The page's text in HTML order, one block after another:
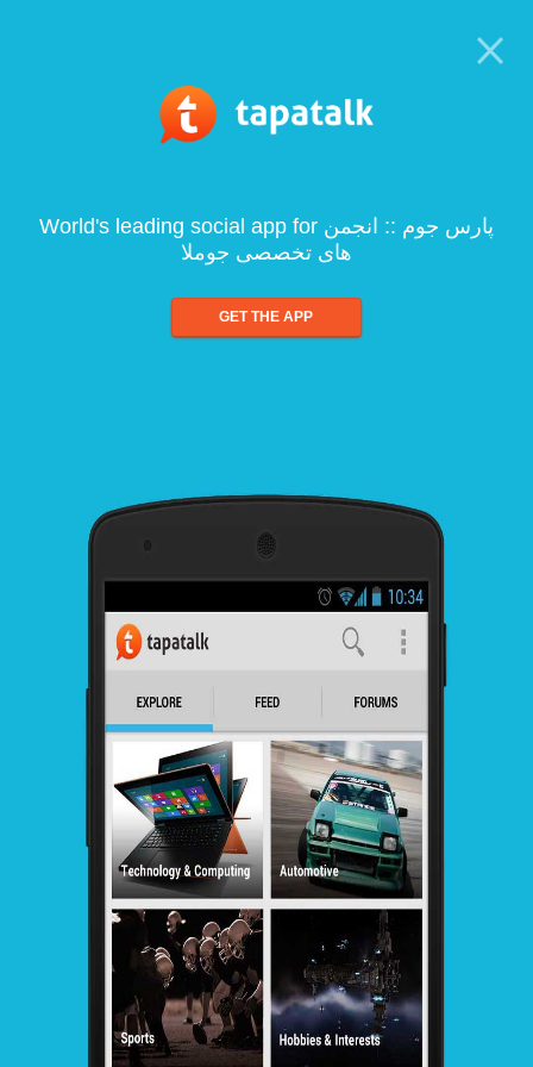
World's leading social app for پارس جوم :: انجمن
های تخصصی جوملا
GET THE APP